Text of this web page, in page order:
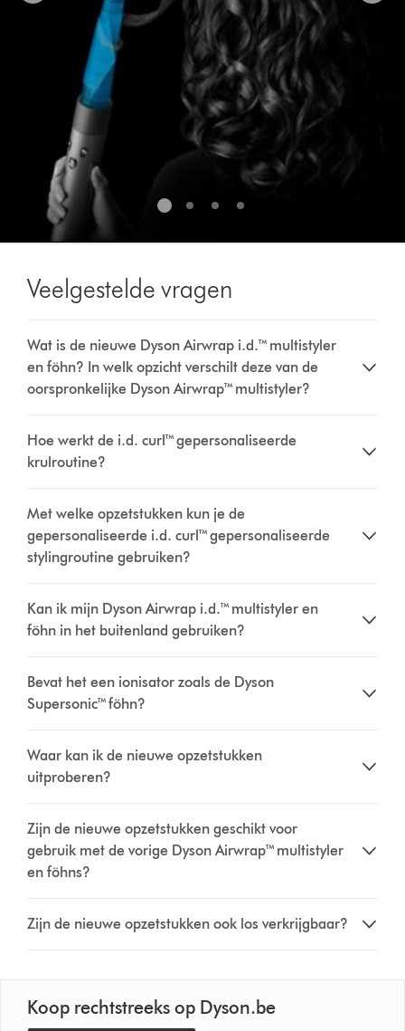
Veelgestelde vragen
Wat is de nieuwe Dyson Airwrap i.d.™ multistyler
en föhn? In welk opzicht verschilt deze van de
oorspronkelijke Dyson Airwrap™ multistyler?
Hoe werkt de i.d. curl™ gepersonaliseerde
krulroutine?
Met welke opzetstukken kun je de
gepersonaliseerde i.d. curl™ gepersonaliseerde
stylingroutine gebruiken?
Kan ik mijn Dyson Airwrap i.d.™ multistyler en
föhn in het buitenland gebruiken?
Bevat het een ionisator zoals de Dyson
Supersonic™ föhn?
Waar kan ik de nieuwe opzetstukken
uitproberen?
Zijn de nieuwe opzetstukken geschikt voor
gebruik met de vorige Dyson Airwrap™ multistyler
en föhns?
Zijn de nieuwe opzetstukken ook los verkrijgbaar?
Koop rechtstreeks op Dyson.be